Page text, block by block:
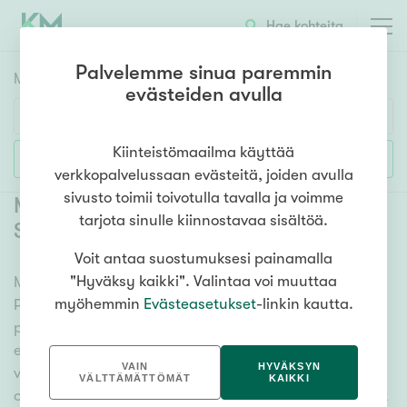
Hae kohteita
Myyntikohteet
Huoneluku
1h 2h 3h 4h 5h+
Asuntotyyppi
Kerros-/luhtitalo
Rivitalo/paritalo
Omakoti-/erillistalo
Maa- tai metsätila
Lisää hakuehtoja
Myytävät rivitalot ja paritalot
Seinäjoki Pajuluoma (2)
Meiltä löydät myytävät rivitalot ja paritalot Seinäjoki
Pajuluoma, olitpa etsimässä suurempaa tai
pienempää asuntoa. Lukuisat asuntovaihtoehdot ja
erittäin kattava kiinteistönvälittäjien verkosto
varmistavat, että meillä on hyvä paikallinen
osaaminen ja tieto. Katso alta kaikki myytävät rivitalot
Palvelemme sinua paremmin
evästeiden avulla
Kiinteistömaailma käyttää
verkkopalvelussaan evästeitä, joiden avulla
sivusto toimii toivotulla tavalla ja voimme
tarjota sinulle kiinnostavaa sisältöä.
Voit antaa suostumuksesi painamalla
"Hyväksy kaikki". Valintaa voi muuttaa
myöhemmin Evästeasetukset-linkin kautta.
VAIN
VÄLTTÄMÄTTÖMÄT
HYVÄKSYN
KAIKKI